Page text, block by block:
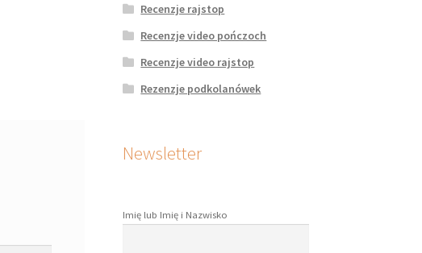
Recenzje rajstop
Recenzje video pończoch
Recenzje video rajstop
Rezenzje podkolanówek
Newsletter
Imię lub Imię i Nazwisko